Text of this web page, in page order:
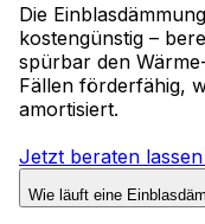
Die
kostengünstig –
spürbar den
Fällen förderfähig,
amortisiert.
Jetzt beraten lassen
Wie läuft eine